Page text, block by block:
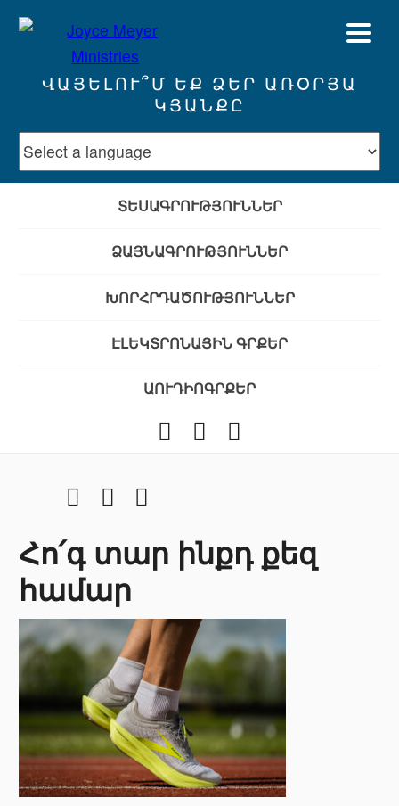
ՎԱՅԵԼՈՒ՞Մ ԵՔ ՁԵՐ ԱՌՕՐՅԱ
ԿՅԱՆՔԸ
ՏԵՍԱԳՐՈՒԹՅՈՒՆՆԵՐ
ՁԱՅՆԱԳՐՈՒԹՅՈՒՆՆԵՐ
ԽՈՐՀՐԴԱԾՈՒԹՅՈՒՆՆԵՐ
ԷԼԵԿՏՐՈՆԱՅԻՆ ԳՐՔԵՐ
ԱՈՒԴԻՈԳՐՔԵՐ
Facebook
Youtube
FacebookYoutube
Հո՛գ տար ինքդ քեզ
համար